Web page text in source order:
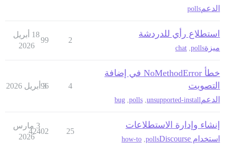
الدعمpolls
استطلاع رأي للدردشة
ميزةpolls
chat
2
99
18 أبريل
2026
خطأ NoMethodError في إضافة
التصويت
الدعم unsupported-install
polls
bug
4
96
3 أبريل 2026
إنشاء وإدارة الاستطلاعات
استخدام Discourse polls
how-to
25
42402
3 مارس
2026